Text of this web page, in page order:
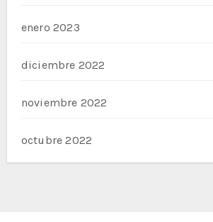
enero 2023
diciembre 2022
noviembre 2022
octubre 2022